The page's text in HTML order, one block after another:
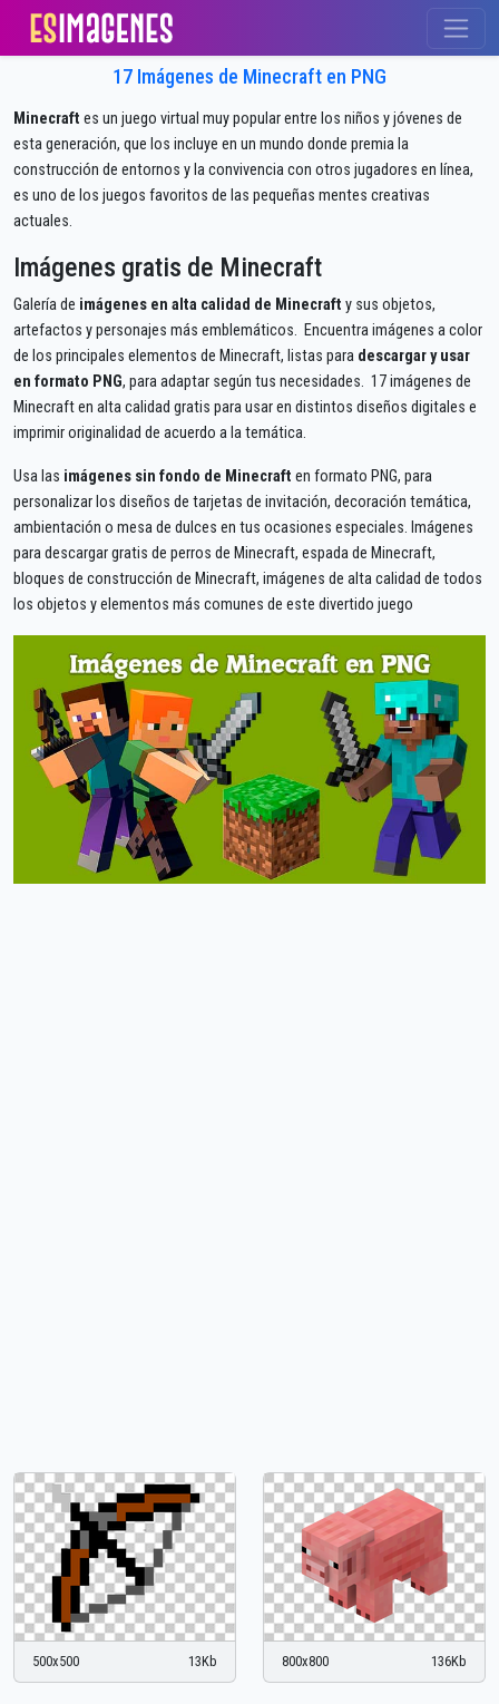
17 Imágenes de Minecraft en PNG
Minecraft es un juego virtual muy popular entre los niños y jóvenes de
esta generación, que los incluye en un mundo donde premia la
construcción de entornos y la convivencia con otros jugadores en línea,
es uno de los juegos favoritos de las pequeñas mentes creativas
actuales.
Imágenes gratis de Minecraft
Galería de imágenes en alta calidad de Minecraft y sus objetos,
artefactos y personajes más emblemáticos. Encuentra imágenes a color
de los principales elementos de Minecraft, listas para descargar y usar
en formato PNG, para adaptar según tus necesidades. 17 imágenes de
Minecraft en alta calidad gratis para usar en distintos diseños digitales e
imprimir originalidad de acuerdo a la temática.
Usa las imágenes sin fondo de Minecraft en formato PNG, para
personalizar los diseños de tarjetas de invitación, decoración temática,
ambientación o mesa de dulces en tus ocasiones especiales. Imágenes
para descargar gratis de perros de Minecraft, espada de Minecraft,
bloques de construcción de Minecraft, imágenes de alta calidad de todos
los objetos y elementos más comunes de este divertido juego
500x500 13Kb 800x800 136Kb